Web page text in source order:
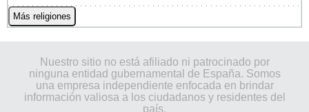
Más religiones
Nuestro sitio no está afiliado ni patrocinado por
ninguna entidad gubernamental de España. Somos
una empresa independiente enfocada en brindar
información valiosa a los ciudadanos y residentes del
país.